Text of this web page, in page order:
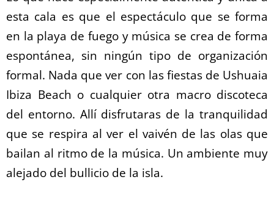
esta cala es que el espectáculo que se forma
en la playa de fuego y música se crea de forma
espontánea, sin ningún tipo de organización
formal. Nada que ver con las fiestas de Ushuaia
Ibiza Beach o cualquier otra macro discoteca
del entorno. Allí disfrutaras de la tranquilidad
que se respira al ver el vaivén de las olas que
bailan al ritmo de la música. Un ambiente muy
alejado del bullicio de la isla.